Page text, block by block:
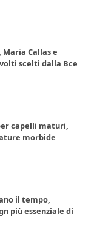
Callas e
scelti dalla Bce
capelli maturi,
morbide
il tempo,
più essenziale di